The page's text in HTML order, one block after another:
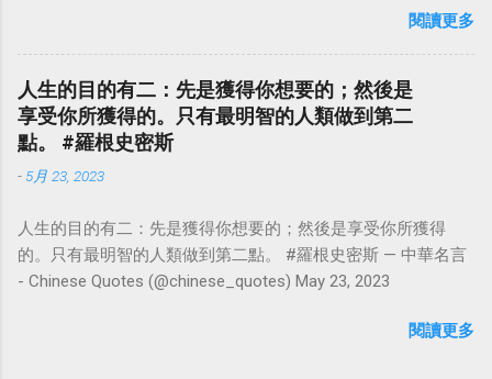
閱讀更多
人生的目的有二：先是獲得你想要的；然後是
享受你所獲得的。只有最明智的人類做到第二
點。 #羅根史密斯
- 5月 23, 2023
人生的目的有二：先是獲得你想要的；然後是享受你所獲得
的。只有最明智的人類做到第二點。 #羅根史密斯 — 中華名言
- Chinese Quotes (@chinese_quotes) May 23, 2023
閱讀更多